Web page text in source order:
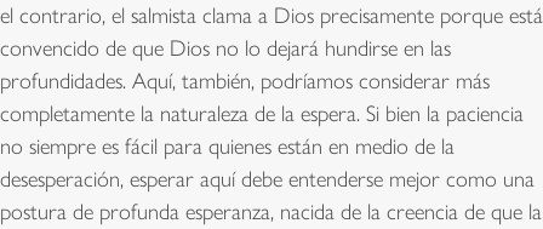
el contrario, el salmista clama a Dios precisamente porque está
convencido de que Dios no lo dejará hundirse en las
profundidades. Aquí, también, podríamos considerar más
completamente la naturaleza de la espera. Si bien la paciencia
no siempre es fácil para quienes están en medio de la
desesperación, esperar aquí debe entenderse mejor como una
postura de profunda esperanza, nacida de la creencia de que la